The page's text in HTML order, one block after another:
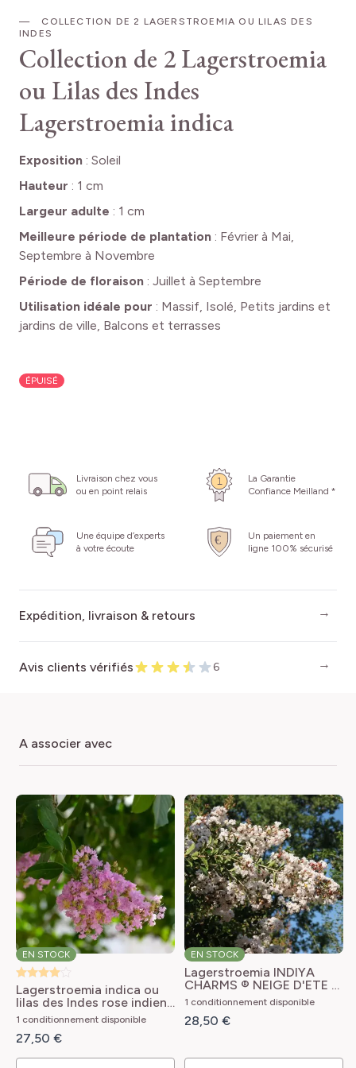
COLLECTION DE 2 LAGERSTROEMIA OU LILAS DES
INDES
Collection de 2 Lagerstroemia
ou Lilas des Indes
Lagerstroemia indica
Exposition : Soleil
Hauteur : 1 cm
Largeur adulte : 1 cm
Meilleure période de plantation : Février à Mai,
Septembre à Novembre
Période de floraison : Juillet à Septembre
Utilisation idéale pour : Massif, Isolé, Petits jardins et
jardins de ville, Balcons et terrasses
ÉPUISÉ
Livraison chez vous
ou en point relais
La Garantie
Confiance Meilland *
Une équipe d’experts
à votre écoute
Un paiement en
ligne 100% sécurisé
Expédition, livraison & retours
Avis clients vérifiés 6
a associer avec
EN STOCK
Lagerstroemia indica ou
lilas des Indes rose indien
Lagerstroemia indica Rose
1 conditionnement disponible
27,50 €
EN STOCK
Lagerstroemia INDIYA
CHARMS ® NEIGE D'ETE ®
ou lilas des Indes blanc
Lagerstroemia indica
Neige d'Eté
1 conditionnement disponible
28,50 €